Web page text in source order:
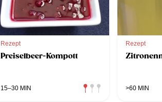
Rezept
Preiselbeer-Kompott
15–30 MIN
Rezept
>60 MIN